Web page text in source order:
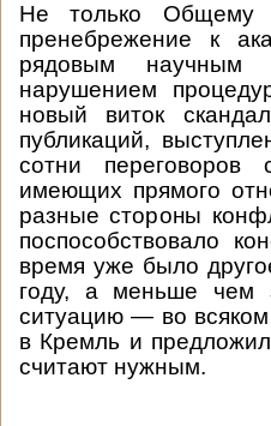
Не только Общему
пренебрежение к
рядовым научным
нарушением
новый виток
публикаций,
сотни переговоров
имеющих прямого
разные стороны
поспособствовало
время уже было
году, а меньше чем
ситуацию — во
в Кремль и
считают нужным.